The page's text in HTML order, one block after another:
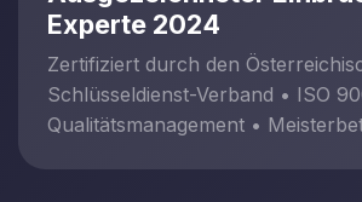
Experte 2024
Zertifiziert durch den
Schlüsseldienst-Verband • ISO
Qualitätsmanagement •